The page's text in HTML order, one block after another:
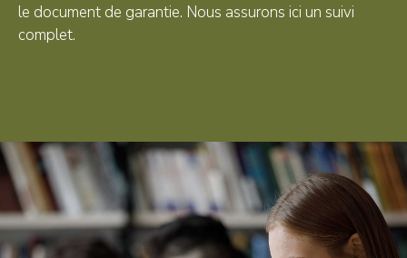
le document de garantie. Nous assurons ici un suivi
complet.